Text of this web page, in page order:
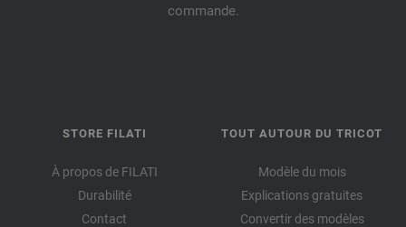
commande.
STORE FILATI
À propos de FILATI
Durabilité
Contact
TOUT AUTOUR DU TRICOT
Modèle du mois
Explications gratuites
Convertir des modèles